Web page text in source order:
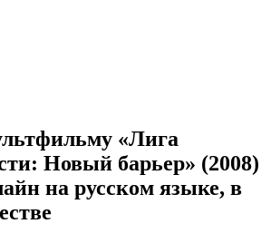
«Лига
Новый барьер» (2008)
на русском языке, в